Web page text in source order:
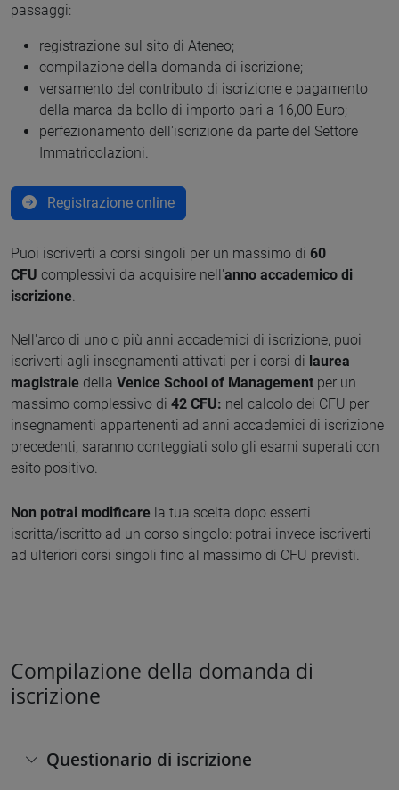
passaggi:
registrazione sul sito di Ateneo;
compilazione della domanda di iscrizione;
versamento del contributo di iscrizione e pagamento
della marca da bollo di importo pari a 16,00 Euro;
perfezionamento dell'iscrizione da parte del Settore
Immatricolazioni.
Registrazione online
Puoi iscriverti a corsi singoli per un massimo di 60
CFU complessivi da acquisire nell'anno accademico di
iscrizione
Nell'arco di uno o più anni accademici di iscrizione, puoi
iscriverti agli insegnamenti attivati per i corsi di laurea
magistrale della Venice School of Management per un
massimo complessivo di 42 CFU: nel calcolo dei CFU per
insegnamenti appartenenti ad anni accademici di iscrizione
precedenti, saranno conteggiati solo gli esami superati con
esito positivo.
Non potrai modificare la tua scelta dopo esserti
iscritta/iscritto ad un corso singolo: potrai invece iscriverti
ad ulteriori corsi singoli fino al massimo di CFU previsti.
Compilazione della domanda di
iscrizione
Questionario di iscrizione